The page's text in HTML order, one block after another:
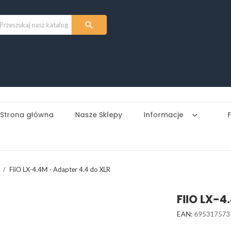

Strona główna Nasze Sklepy Informacje keyboard_arrow_down
FiiO LX-4.4M - Adapter 4.4 do XLR
FIIO LX-
EAN: